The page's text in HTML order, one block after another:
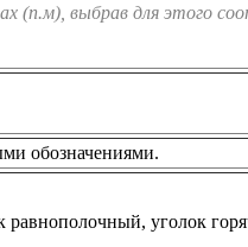
выбрав для этого
обозначениями.